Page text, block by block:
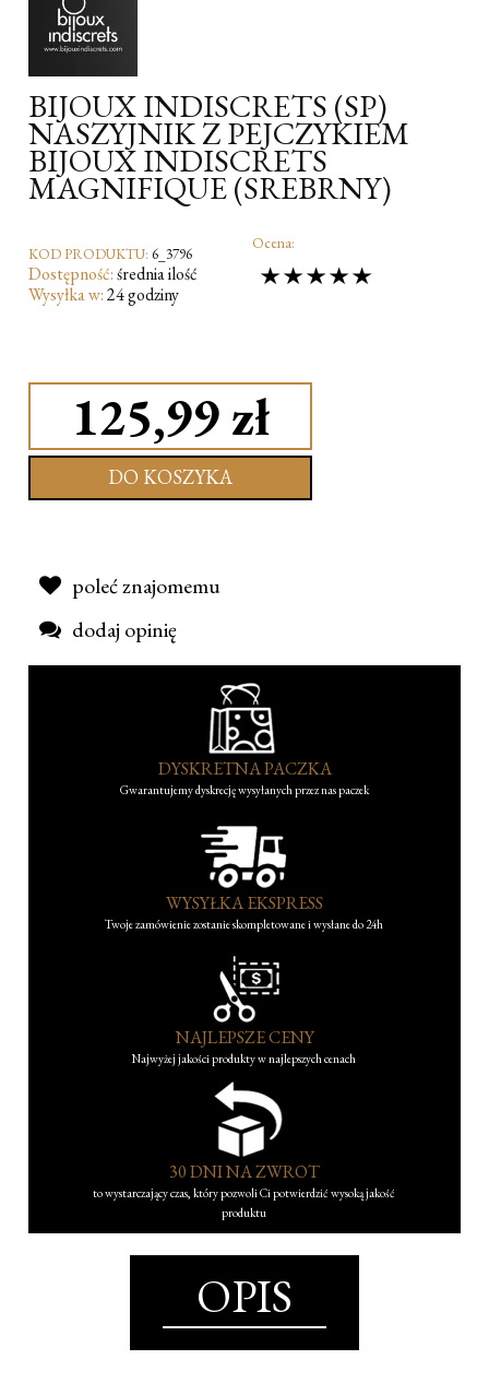
BIJOUX INDISCRETS (SP)
NASZYJNIK Z PEJCZYKIEM
BIJOUX INDISCRETS
MAGNIFIQUE (SREBRNY)
KOD PRODUKTU: 6_3796
Dostępność:średnia ilość
Wysyłka w:24 godziny
Ocena:
125,99 zł
DO KOSZYKA
poleć znajomemu
dodaj opinię
DYSKRETNA PACZKA
Gwarantujemy dyskrecję wysyłanych przez nas paczek
WYSYŁKA EKSPRESS
Twoje zamówienie zostanie skompletowane i wysłane do 24h
NAJLEPSZE CENY
Najwyżej jakości produkty w najlepszych cenach
30 DNI NA ZWROT
to wystarczający czas, który pozwoli Ci potwierdzić wysoką jakość
produktu
OPIS